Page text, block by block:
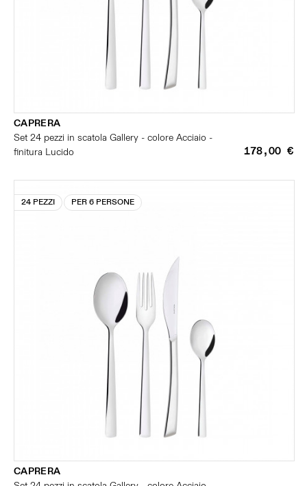
CAPRERA
Set 24 pezzi in scatola Gallery - colore Acciaio -
finitura Lucido
178,00 €
24 PEZZI PER 6 PERSONE
CAPRERA